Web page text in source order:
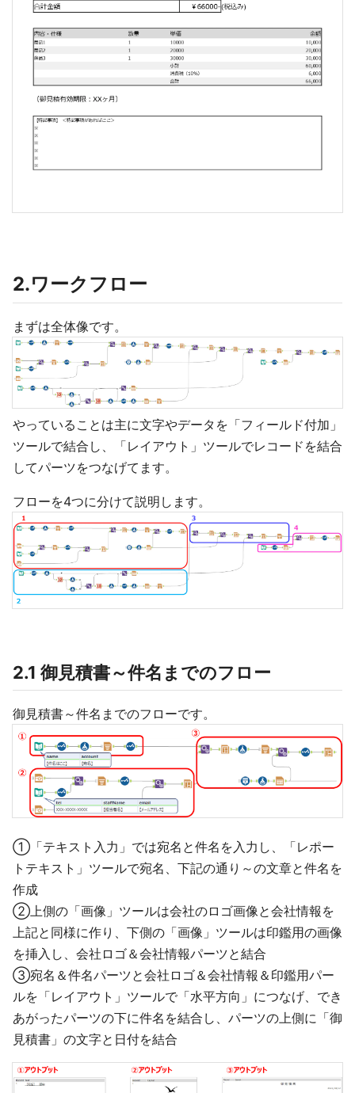
2.ワークフロー
まずは全体像です。
やっていることは主に文字やデータを「フィールド付加」
ツールで結合し、「レイアウト」ツールでレコードを結合
してパーツをつなげてます。
フローを4つに分けて説明します。
2.1 御見積書～件名までのフロー
御見積書～件名までのフローです。
①「テキスト入力」では宛名と件名を入力し、「レポー
トテキスト」ツールで宛名、下記の通り～の文章と件名を
作成
②上側の「画像」ツールは会社のロゴ画像と会社情報を
上記と同様に作り、下側の「画像」ツールは印鑑用の画像
を挿入し、会社ロゴ＆会社情報パーツと結合
③宛名＆件名パーツと会社ロゴ＆会社情報＆印鑑用パー
ルを「レイアウト」ツールで「水平方向」につなげ、でき
あがったパーツの下に件名を結合し、パーツの上側に「御
見積書」の文字と日付を結合